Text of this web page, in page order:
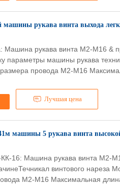
машины рукава винта выхода
Лучшая цена
Машина рукава винта М2-М16 &
параметры машины рукава
провода М2-М16
машины 5 рукава винта
16: Машина рукава винта М2-
винтового нареза
М2-М16 Максимальная